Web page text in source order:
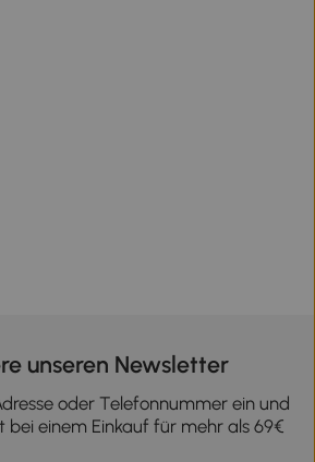
unseren Newsletter
oder Telefonnummer ein und
bei einem Einkauf für mehr als 69€